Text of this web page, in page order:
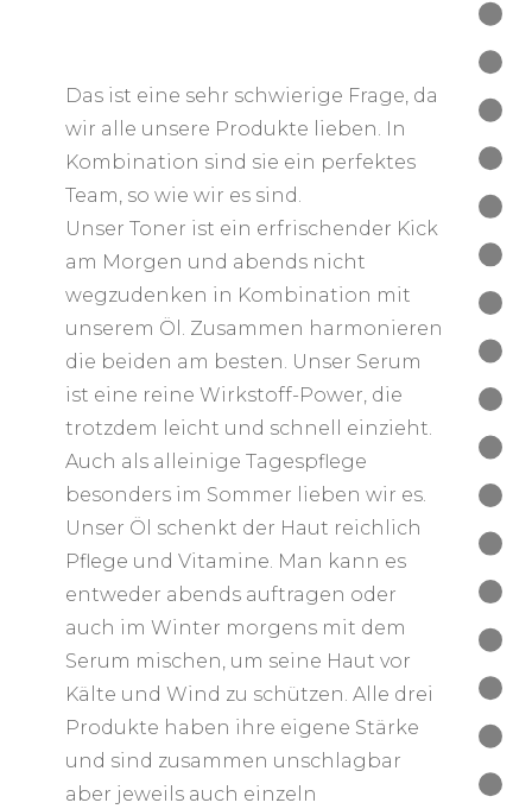
Das ist eine sehr schwierige Frage, da
wir alle unsere Produkte lieben. In
Kombination sind sie ein perfektes
Team, so wie wir es sind.
Unser Toner ist ein erfrischender Kick
am Morgen und abends nicht
wegzudenken in Kombination mit
unserem Öl. Zusammen harmonieren
die beiden am besten. Unser Serum
ist eine reine Wirkstoff-Power, die
trotzdem leicht und schnell einzieht.
Auch als alleinige Tagespflege
besonders im Sommer lieben wir es.
Unser Öl schenkt der Haut reichlich
Pflege und Vitamine. Man kann es
entweder abends auftragen oder
auch im Winter morgens mit dem
Serum mischen, um seine Haut vor
Kälte und Wind zu schützen. Alle drei
Produkte haben ihre eigene Stärke
und sind zusammen unschlagbar
aber jeweils auch einzeln